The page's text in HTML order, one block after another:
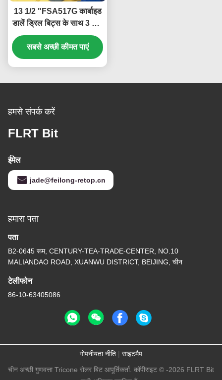
13 1/2 "FSA517G कार्बाइड
डालें ड्रिल बिट्स के साथ 3 7/8
इंच - 18 1/2 इंच आकार
सबसे अच्छी कीमत पाएं
हमसे संपर्क करें
FLRT Bit
ईमेल
jade@feilong-retop.cn
हमारा पता
पता
B2-0645 रूम, CENTURY-TEA-TRADE-CENTER, NO.10
MALIANDAO ROAD, XUANWU DISTRICT, BEIJING, चीन
टेलीफोन
86-10-63405086
गोपनीयता नीति | साइटमैप
चीन अच्छी गुणवत्ता Tricone रोलर बिट आपूर्तिकर्ता. कॉपीराइट © -2026 FLRT Bit